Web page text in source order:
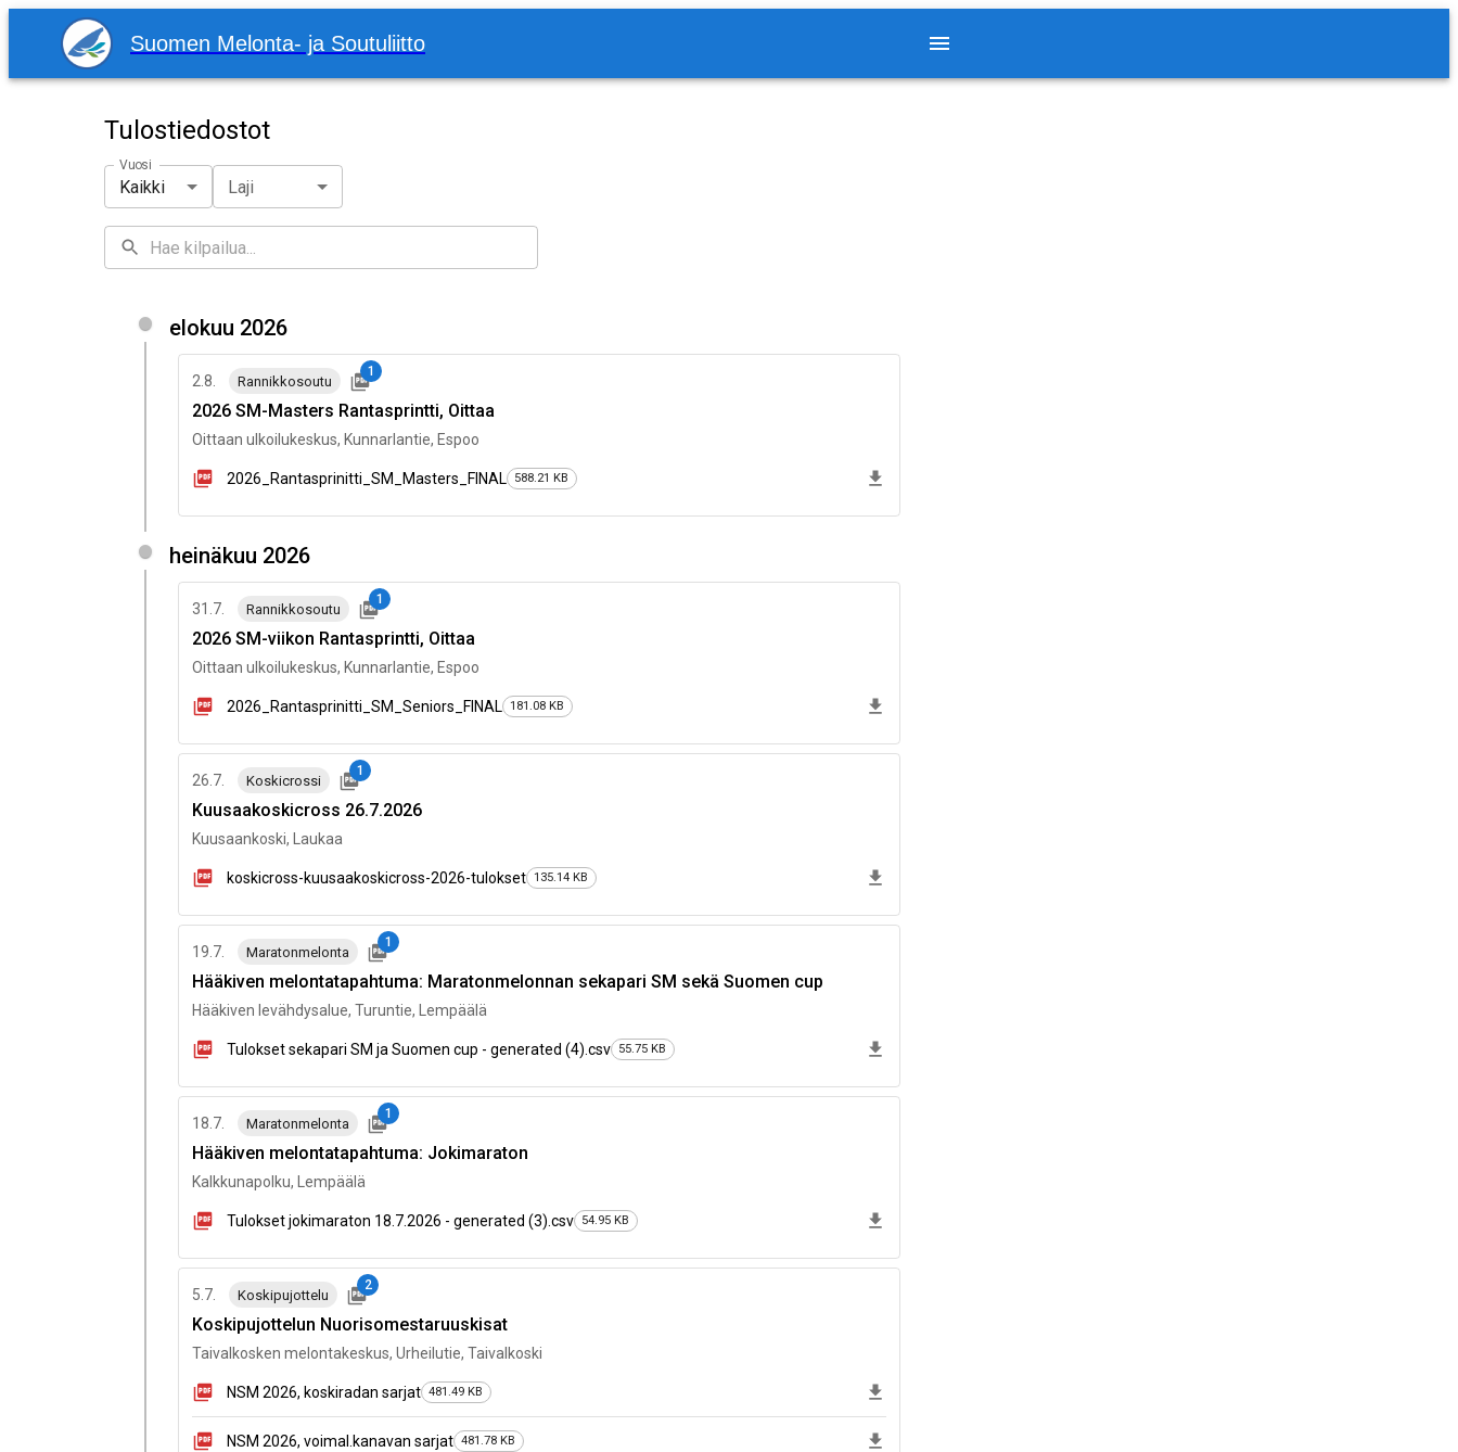
Suomen Melonta- ja Soutuliitto
Tulostiedostot
Vuosi
Kaikki Laji
elokuu 2026
2.8. Rannikkosoutu
1
2026 SM-Masters Rantasprintti, Oittaa
Oittaan ulkoilukeskus, Kunnarlantie, Espoo
2026_Rantasprinitti_SM_Masters_FINAL 588.21 KB
heinäkuu 2026
31.7. Rannikkosoutu
1
2026 SM-viikon Rantasprintti, Oittaa
Oittaan ulkoilukeskus, Kunnarlantie, Espoo
2026_Rantasprinitti_SM_Seniors_FINAL 181.08 KB
26.7. Koskicrossi
1
Kuusaakoskicross 26.7.2026
Kuusaankoski, Laukaa
koskicross-kuusaakoskicross-2026-tulokset 135.14 KB
19.7. Maratonmelonta
1
Hääkiven melontatapahtuma: Maratonmelonnan sekapari SM sekä Suomen cup
Hääkiven levähdysalue, Turuntie, Lempäälä
Tulokset sekapari SM ja Suomen cup - generated (4).csv 55.75 KB
18.7. Maratonmelonta
1
Hääkiven melontatapahtuma: Jokimaraton
Kalkkunapolku, Lempäälä
Tulokset jokimaraton 18.7.2026 - generated (3).csv 54.95 KB
5.7. Koskipujottelu
2
Koskipujottelun Nuorisomestaruuskisat
Taivalkosken melontakeskus, Urheilutie, Taivalkoski
NSM 2026, koskiradan sarjat 481.49 KB
NSM 2026, voimal.kanavan sarjat 481.78 KB